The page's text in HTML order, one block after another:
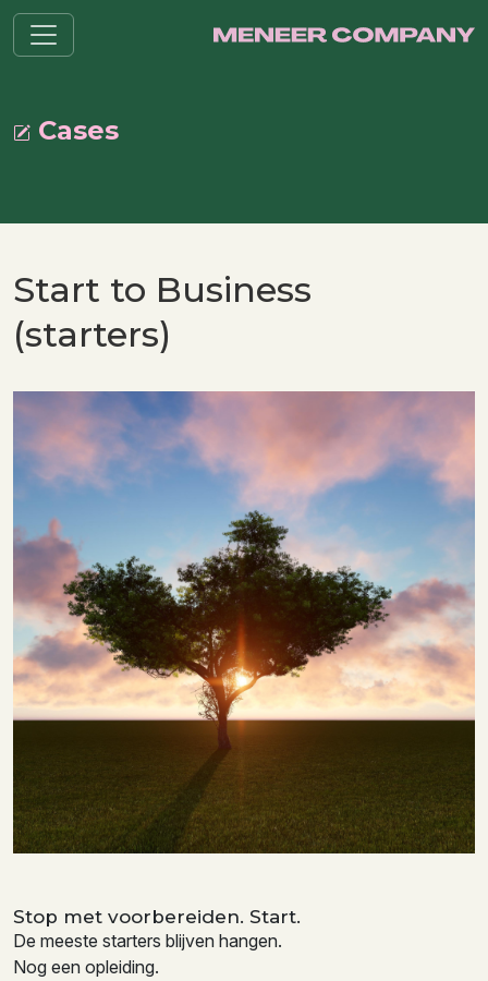
Cases
Start to Business
(starters)
Stop met voorbereiden. Start.
De meeste starters blijven hangen.
Nog een opleiding.